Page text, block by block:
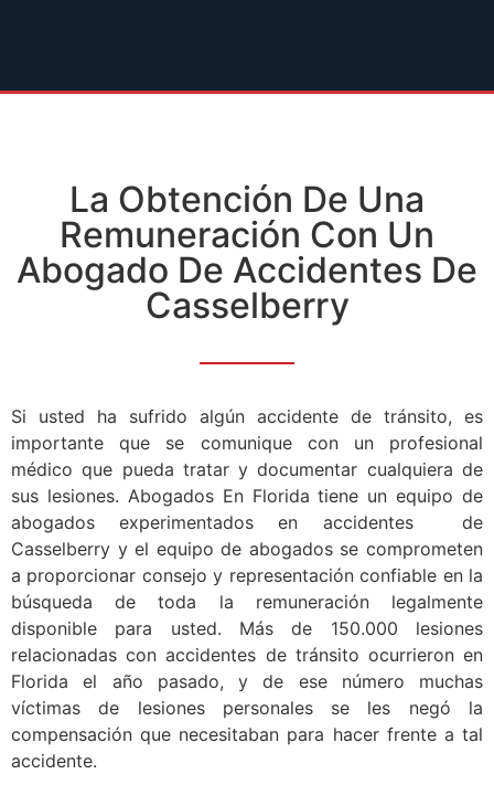
La Obtención De Una
Remuneración Con Un
Abogado De Accidentes De
Casselberry
Si usted ha sufrido algún accidente de tránsito, es
importante que se comunique con un profesional
médico que pueda tratar y documentar cualquiera de
sus lesiones. Abogados En Florida tiene un equipo de
abogados experimentados en accidentes de
Casselberry y el equipo de abogados se comprometen
a proporcionar consejo y representación confiable en la
búsqueda de toda la remuneración legalmente
disponible para usted. Más de 150.000 lesiones
relacionadas con accidentes de tránsito ocurrieron en
Florida el año pasado, y de ese número muchas
víctimas de lesiones personales se les negó la
compensación que necesitaban para hacer frente a tal
accidente.